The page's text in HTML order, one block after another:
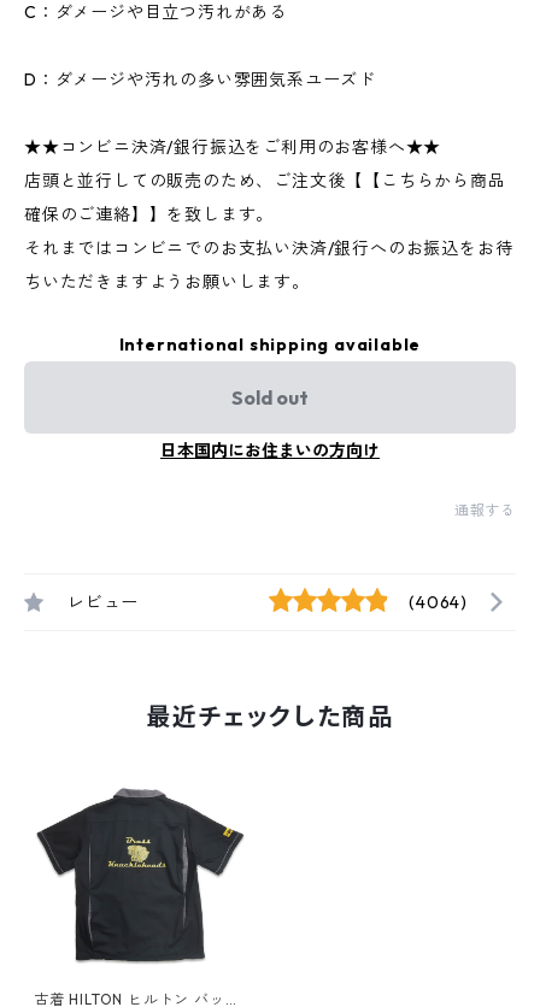
C：ダメージや目立つ汚れがある
D：ダメージや汚れの多い雰囲気系ユーズド
★★コンビニ決済/銀行振込をご利用のお客様へ★★
店頭と並行しての販売のため、ご注文後【【こちらから商品
確保のご連絡】】を致します。
それまではコンビニでのお支払い決済/銀行へのお振込をお待
ちいただきますようお願いします。
International shipping available
Sold out
日本国内にお住まいの方向け
通報する
レビュー (4064)
最近チェックした商品
古着 HILTON ヒルトン バック